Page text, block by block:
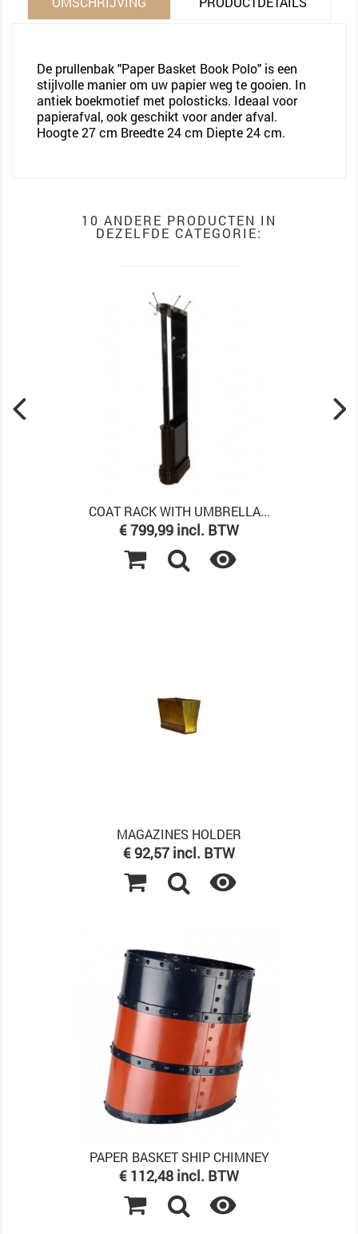
De prullenbak "Paper Basket Book Polo" is een
stijlvolle manier om uw papier weg te gooien. In
antiek boekmotief met polosticks. Ideaal voor
papierafval, ook geschikt voor ander afval.
Hoogte 27 cm Breedte 24 cm Diepte 24 cm.
10 ANDERE PRODUCTEN IN
DEZELFDE CATEGORIE:
COAT RACK WITH UMBRELLA...
Prijs
€ 799,99 incl. BTW

MAGAZINES HOLDER
Prijs
€ 92,57 incl. BTW

PAPER BASKET SHIP CHIMNEY
Prijs
€ 112,48 incl. BTW
